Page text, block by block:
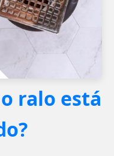
ralo está